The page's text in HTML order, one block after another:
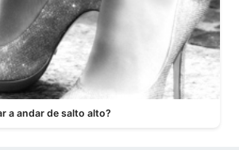
a andar de salto alto?